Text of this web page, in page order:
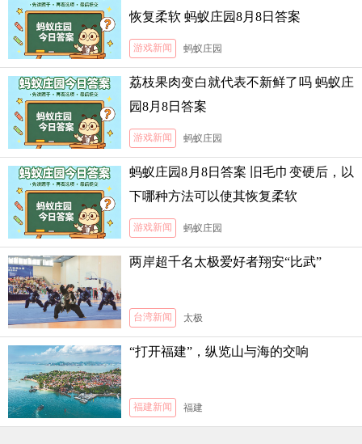
恢复柔软 蚂蚁庄园8月8日答案
游戏新闻 蚂蚁庄园
荔枝果肉变白就代表不新鲜了吗 蚂蚁庄
园8月8日答案
游戏新闻 蚂蚁庄园
蚂蚁庄园8月8日答案 旧毛巾变硬后，以
下哪种方法可以使其恢复柔软
游戏新闻 蚂蚁庄园
两岸超千名太极爱好者翔安“比武”
台湾新闻 太极
“打开福建”，纵览山与海的交响
福建新闻 福建